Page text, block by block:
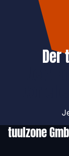
Der
Jetzt
tuulzone